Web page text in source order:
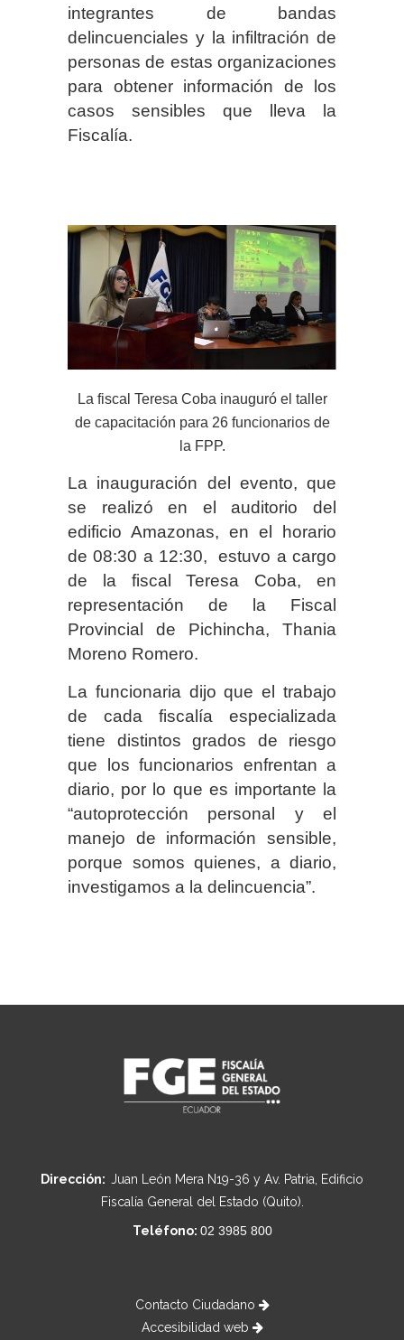
integrantes de bandas
delincuenciales y la infiltración de
personas de estas organizaciones
para obtener información de los
casos sensibles que lleva la
Fiscalía.
La fiscal Teresa Coba inauguró el taller
de capacitación para 26 funcionarios de
la FPP.
La inauguración del evento, que
se realizó en el auditorio del
edificio Amazonas, en el horario
de 08:30 a 12:30, estuvo a cargo
de la fiscal Teresa Coba, en
representación de la Fiscal
Provincial de Pichincha, Thania
Moreno Romero.
La funcionaria dijo que el trabajo
de cada fiscalía especializada
tiene distintos grados de riesgo
que los funcionarios enfrentan a
diario, por lo que es importante la
“autoprotección personal y el
manejo de información sensible,
porque somos quienes, a diario,
investigamos a la delincuencia”.
Dirección: Juan León Mera N19-36 y Av. Patria, Edificio
Fiscalía General del Estado (Quito).
Teléfono: 02 3985 800
Contacto Ciudadano
Accesibilidad web